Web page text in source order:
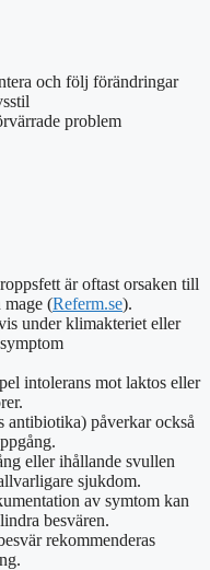
och följ förändringar
problem
är oftast orsaken till
(Referm.se).
under klimakteriet eller
intolerans mot laktos eller
antibiotika) påverkar också
eller ihållande svullen
sjukdom.
av symtom kan
besvären.
rekommenderas